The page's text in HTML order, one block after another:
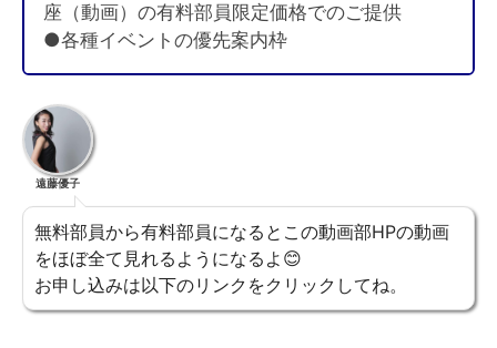
座（動画）の有料部員限定価格でのご提供
●各種イベントの優先案内枠
遠藤優子
無料部員から有料部員になるとこの動画部HPの動画
をほぼ全て見れるようになるよ😊
お申し込みは以下のリンクをクリックしてね。